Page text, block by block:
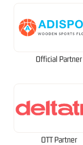
Official Partner
OTT Partner